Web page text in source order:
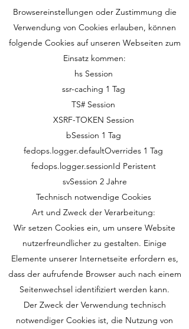
Browsereinstellungen oder Zustimmung die
Verwendung von Cookies erlauben, können
folgende Cookies auf unseren Webseiten zum
Einsatz kommen:
hs Session
ssr-caching 1 Tag
TS# Session
XSRF-TOKEN Session
bSession 1 Tag
fedops.logger.defaultOverrides 1 Tag
fedops.logger.sessionId Peristent
svSession 2 Jahre
Technisch notwendige Cookies
Art und Zweck der Verarbeitung:
Wir setzen Cookies ein, um unsere Website
nutzerfreundlicher zu gestalten. Einige
Elemente unserer Internetseite erfordern es,
dass der aufrufende Browser auch nach einem
Seitenwechsel identifiziert werden kann.
Der Zweck der Verwendung technisch
notwendiger Cookies ist, die Nutzung von